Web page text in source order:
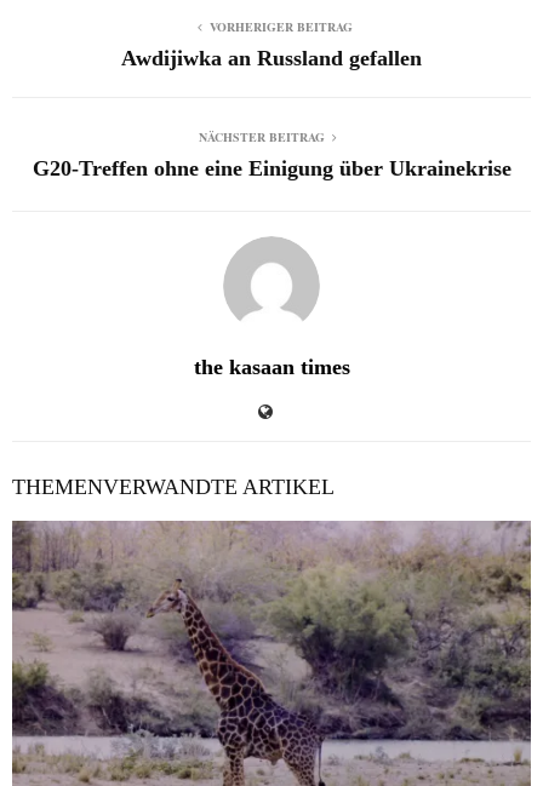
VORHERIGER BEITRAG
Awdijiwka an Russland gefallen
NÄCHSTER BEITRAG
G20-Treffen ohne eine Einigung über Ukrainekrise
the kasaan times
THEMENVERWANDTE ARTIKEL